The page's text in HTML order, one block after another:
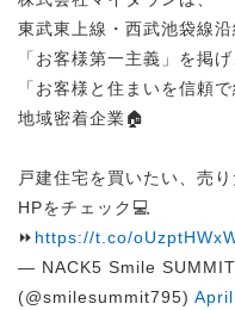
東武東上線・西武池袋線
「お客様第一主義」を掲げ
「お客様と住まいを信頼
地域密着企業🏠
戸建住宅を買いたい、売り
HPをチェック💻
⏩ https://t.co/
— NACK5 Smile
(@smilesummit795)